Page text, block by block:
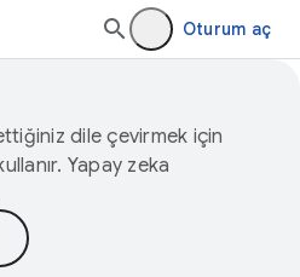
Oturum aç
dile çevirmek için
Yapay zeka